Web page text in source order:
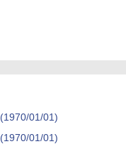
(1970/01/01)
(1970/01/01)